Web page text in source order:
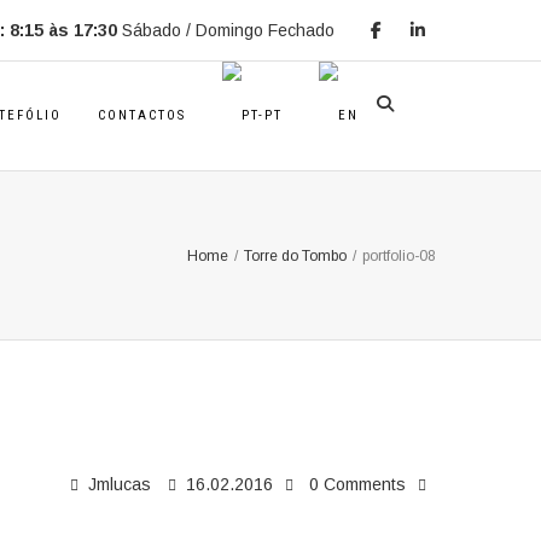
às 17:30 Sábado / Domingo Fechado
CONTACTOS
Home / Torre do Tombo / portfolio-08
Jmlucas 16.02.2016 0 Comments